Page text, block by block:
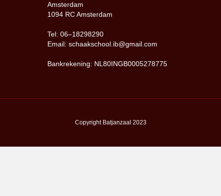
Amsterdam
1094 RC Amsterdam
Tel: 06–18298290
Email: schaakschool.ib@gmail.com
Bankrekening: NL80INGB0005278775
Copyright Batjanzaal 2023